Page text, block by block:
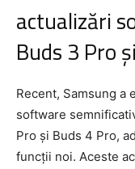
actualizări
Buds 3 Pro
Recent, Samsung a
software
Pro și Buds 4 Pro,
funcții noi. Aceste